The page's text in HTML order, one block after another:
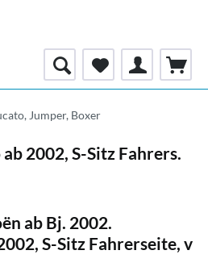
Jumper, Boxer
2002, S-Sitz Fahrers.
ab Bj. 2002.
S-Sitz Fahrerseite, v